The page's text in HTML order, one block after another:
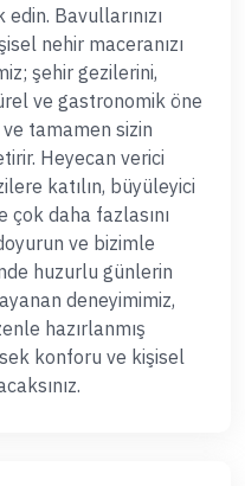
Bavullarınızı
nehir maceranızı
şehir gezilerini,
ve gastronomik öne
tamamen sizin
Heyecan verici
katılın, büyüleyici
çok daha fazlasını
ve bizimle
huzurlu günlerin
deneyimimiz,
hazırlanmış
konforu ve kişisel